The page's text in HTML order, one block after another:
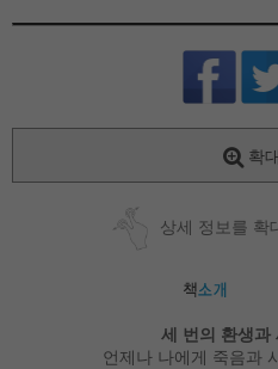
확
상세 정보를 확
세 번의 환생과
언제나 나에게 죽음과